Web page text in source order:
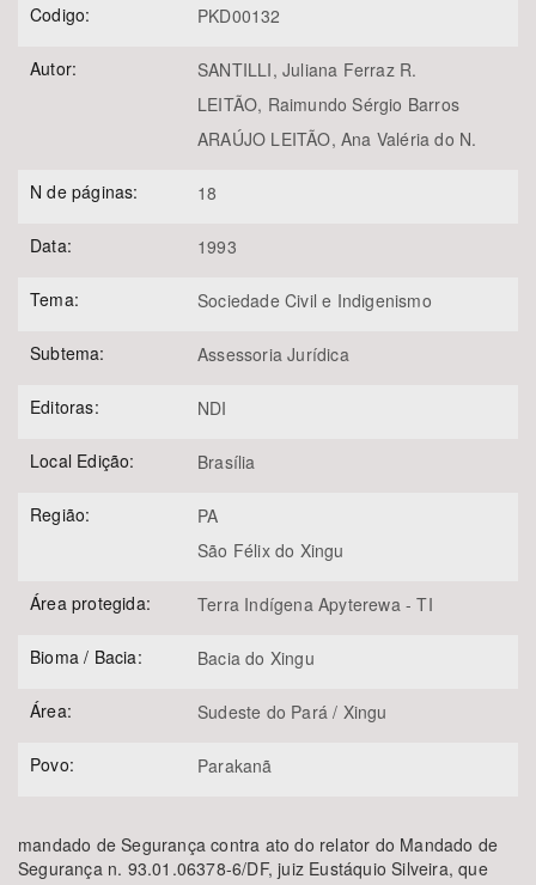
Codigo: PKD00132
Autor:
SANTILLI, Juliana Ferraz R.
LEITÃO, Raimundo Sérgio Barros
ARAÚJO LEITÃO, Ana Valéria do N.
N de páginas: 18
Data: 1993
Tema: Sociedade Civil e Indigenismo
Subtema: Assessoria Jurídica
Editoras: NDI
Local Edição: Brasília
Região:
PA
São Félix do Xingu
Área protegida: Terra Indígena Apyterewa - TI
Bioma / Bacia: Bacia do Xingu
Área: Sudeste do Pará / Xingu
Povo: Parakanã
mandado de Segurança contra ato do relator do Mandado de
Segurança n. 93.01.06378-6/DF, juiz Eustáquio Silveira, que